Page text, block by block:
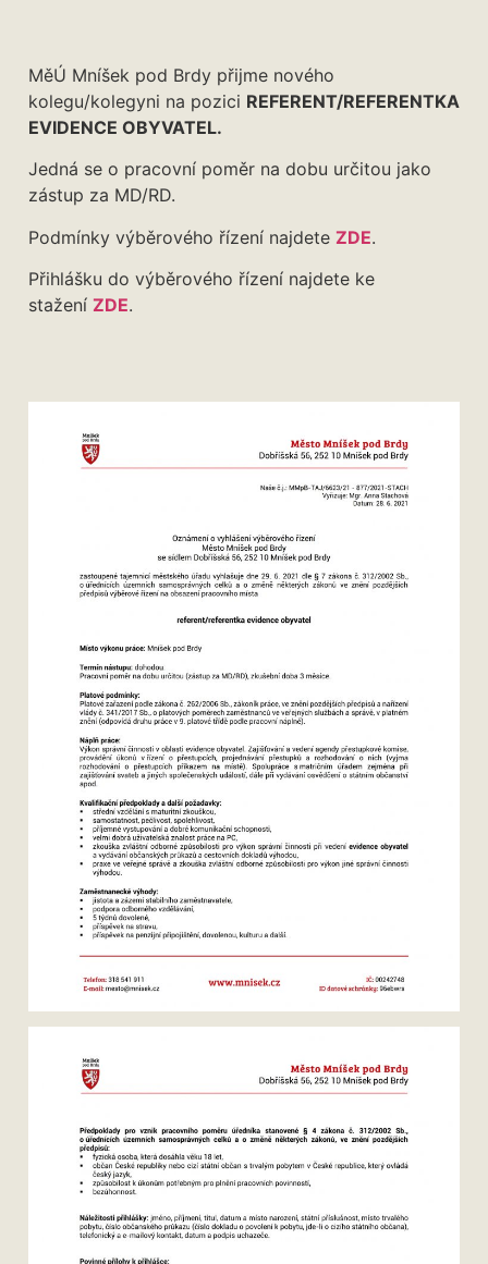
MěÚ Mníšek pod Brdy přijme nového
kolegu/kolegyni na pozici REFERENT/REFERENTKA
EVIDENCE OBYVATEL.
Jedná se o pracovní poměr na dobu určitou jako
zástup za MD/RD.
Podmínky výběrového řízení najdete ZDE.
Přihlášku do výběrového řízení najdete ke
stažení ZDE.